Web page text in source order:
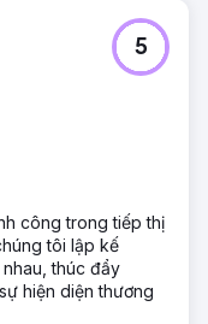
5
công trong tiếp thị
tôi lập kế
thúc đẩy
hiện diện thương